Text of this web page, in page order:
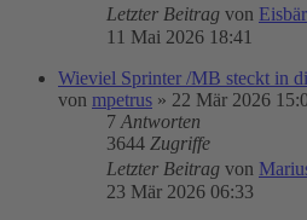
Letzter Beitrag von Eisbär
11 Mai 2026 18:41
Wieviel Sprinter /MB steckt in
von mpetrus » 22 Mär 2026
7 Antworten
3644 Zugriffe
Letzter Beitrag von
23 Mär 2026 06:33